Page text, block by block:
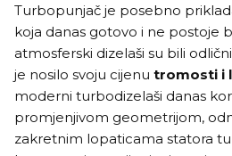
Turbopunjač je posebno
koja danas gotovo i ne postoje
atmosferski dizelaši su bili
je nosilo svoju cijenu tromosti i
moderni turbodizelaši danas
promjenjivom geometrijom,
zakretnim lopaticama statora